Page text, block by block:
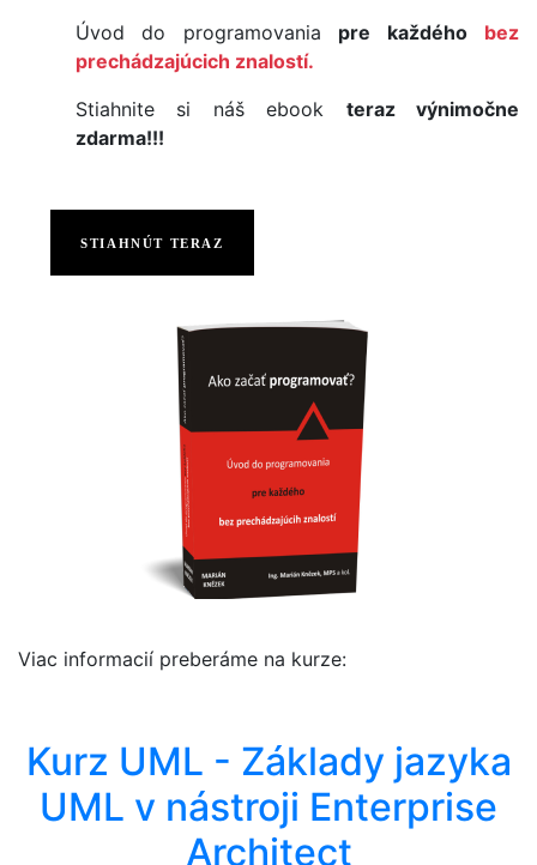
Úvod do programovania pre každého
bez
prechádzajúcich znalostí.
Stiahnite si náš ebook teraz výnimočne
zdarma!!!
STIAHNÚT TERAZ
Viac informacií preberáme na kurze:
Kurz UML - Základy jazyka
UML v nástroji Enterprise
Architect